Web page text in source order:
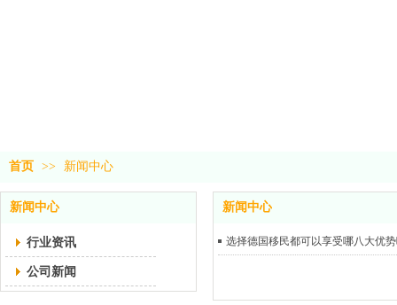
首页 >> 新闻中心
新闻中心
行业资讯
公司新闻
新闻中心
选择德国移民都可以享受哪八大优